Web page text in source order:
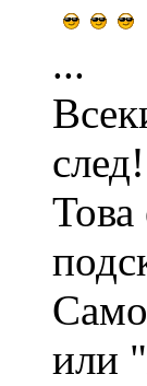
...
след!
Това
или